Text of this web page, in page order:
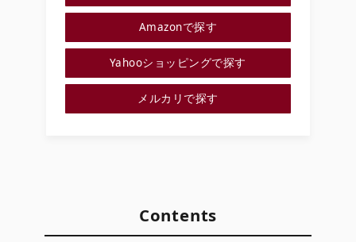
Amazonで探す
Yahooショッピングで探す
メルカリで探す
Contents